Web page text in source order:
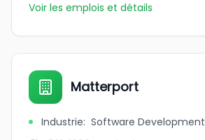
Voir les emplois et détails
Matterport
Industrie: Software Development